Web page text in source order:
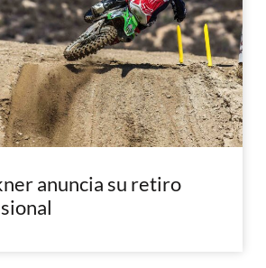
anuncia su retiro